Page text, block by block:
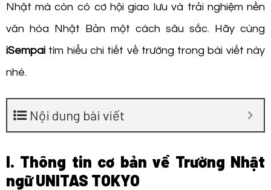
Nhật mà còn có cơ hội giao lưu và trải nghiệm nền
văn hóa Nhật Bản một cách sâu sắc. Hãy cùng
iSempai tìm hiểu chi tiết về trường trong bài viết này
nhé.
Nội dung bài viết
I. Thông tin cơ bản về Trường Nhật
ngữ UNITAS TOKYO